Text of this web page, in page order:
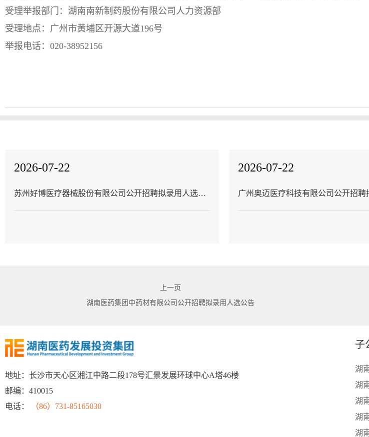
受理举报部门：湖南南新制药股份有限公司人力资源部
受理地点：广州市黄埔区开源大道196号
举报电话：020-38952156
2026-07-22
苏州好博医疗器械股份有限公司公开招聘拟录用人选公
告
2026-07-22
广州奥迈医疗科技有限公司公开招聘
上一页
湖南医药集团中药材有限公司公开招聘拟录用人选公告
地址：长沙市天心区湘江中路二段178号汇景发展环球中心A塔46楼
邮编：410015
电话：
（86）731-85165030
子
湖
湖
湖
湖
湖